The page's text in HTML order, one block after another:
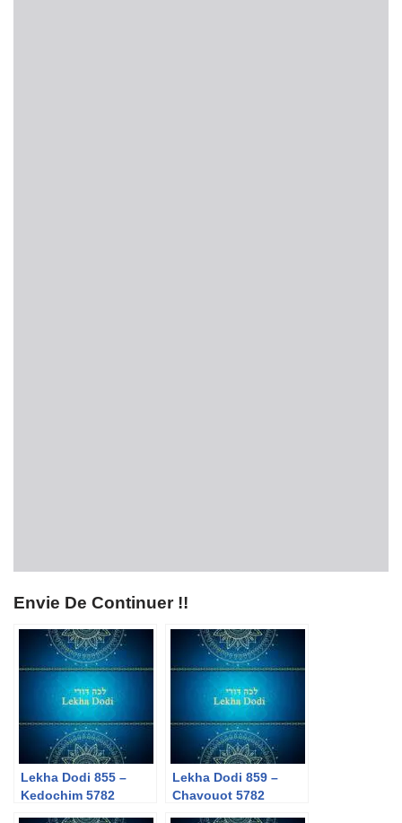
Envie De Continuer !!
Lekha Dodi 855 –
Kedochim 5782
Lekha Dodi 859 –
Chavouot 5782